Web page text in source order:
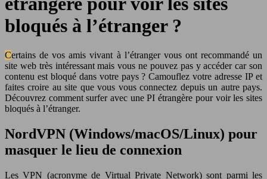
bloqués à l’étranger ?
Certains de vos amis vivant à l’étranger vous ont recommandé un
site web très intéressant mais vous ne pouvez pas y accéder car son
contenu est bloqué dans votre pays ? Camouflez votre adresse IP et
faites croire au site que vous vous connectez depuis un autre pays.
Découvrez comment surfer avec une PI étrangère pour voir les sites
bloqués à l’étranger.
NordVPN (Windows/macOS/Linux) pour
masquer le lieu de connexion
Les VPN (acronyme de Virtual Private Network) sont parmi les